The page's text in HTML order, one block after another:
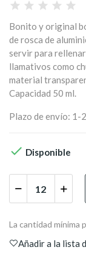
Bonito y original
de rosca de
servir para
llamativos como
material
Capacidad 50 ml.
Plazo de envío: 1-
 Disponible
La cantidad mínima
Añadir a la lista